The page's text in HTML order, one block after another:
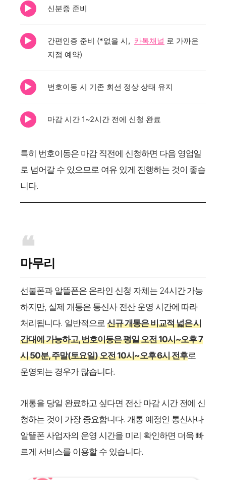
신분증 준비
간편인증 준비 (*없을 시, 카톡채널 로 가까운
지점 예약)
번호이동 시 기존 회선 정상 상태 유지
마감 시간 1~2시간 전에 신청 완료
특히 번호이동은 마감 직전에 신청하면 다음 영업일
로 넘어갈 수 있으므로 여유 있게 진행하는 것이 좋습
니다.
마무리
선불폰과 알뜰폰은 온라인 신청 자체는 24시간 가능
하지만, 실제 개통은 통신사 전산 운영 시간에 따라
처리됩니다. 일반적으로 신규 개통은 비교적 넓은 시
간대에 가능하고, 번호이동은 평일 오전 10시~오후 7
시 50분, 주말(토요일) 오전 10시~오후 6시 전후로
운영되는 경우가 많습니다.
개통을 당일 완료하고 싶다면 전산 마감 시간 전에 신
청하는 것이 가장 중요합니다. 개통 예정인 통신사나
알뜰폰 사업자의 운영 시간을 미리 확인하면 더욱 빠
르게 서비스를 이용할 수 있습니다.